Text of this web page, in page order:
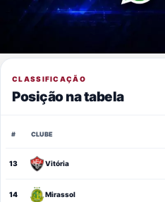
CLASSIFICAÇÃO
Posição na tabela
# CLUBE
13 Vitória
14 Mirassol